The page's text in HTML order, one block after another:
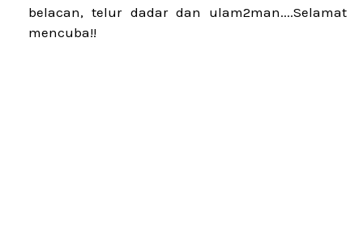
belacan, telur dadar dan ulam2man....Selamat
mencuba!!